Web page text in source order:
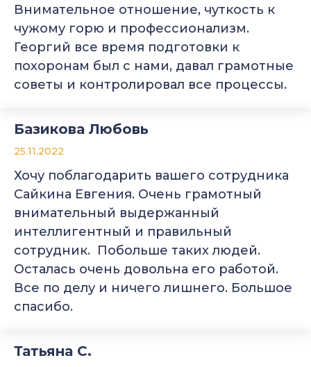
Внимательное отношение, чуткость к
чужому горю и профессионализм.
Георгий все время подготовки к
похоронам был с нами, давал грамотные
советы и контролировал все процессы.
Базикова Любовь
25.11.2022
Хочу поблагодарить вашего сотрудника
Сайкина Евгения. Очень грамотный
внимательный выдержанный
интеллигентный и правильный
сотрудник. Побольше таких людей.
Осталась очень довольна его работой.
Все по делу и ничего лишнего. Большое
спасибо.
Татьяна С.